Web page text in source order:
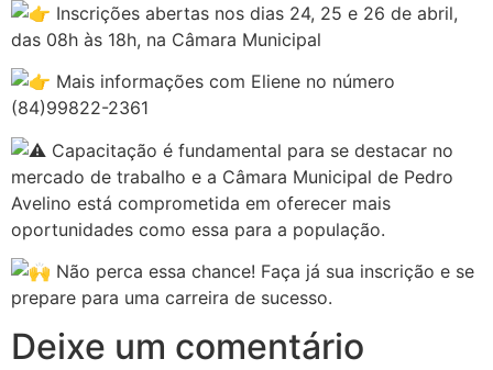
Inscrições abertas nos dias 24, 25 e 26 de abril,
das 08h às 18h, na Câmara Municipal
Mais informações com Eliene no número
(84)99822-2361
Capacitação é fundamental para se destacar no
mercado de trabalho e a Câmara Municipal de Pedro
Avelino está comprometida em oferecer mais
oportunidades como essa para a população.
Não perca essa chance! Faça já sua inscrição e se
prepare para uma carreira de sucesso.
Deixe um comentário